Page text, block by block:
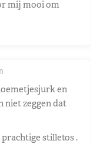
mij mooi om
en
niet zeggen dat
stilletos .